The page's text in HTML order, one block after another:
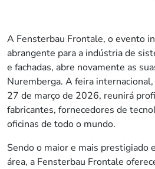
A Fensterbau Frontale, o evento
abrangente para a indústria de
e fachadas, abre novamente as
Nuremberga. A feira
27 de março de 2026, reunirá
fabricantes, fornecedores de
oficinas de todo o mundo.
Sendo o maior e mais prestigiado
área, a Fensterbau Frontale